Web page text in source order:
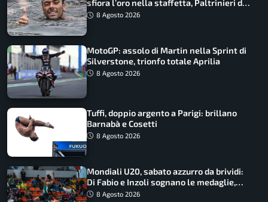
sfiora l’oro nella staffetta, Paltrinieri da
urlo, il bilancio azzurro
8 Agosto 2026
MotoGP: assolo di Martin nella Sprint di
Silverstone, trionfo totale Aprilia
8 Agosto 2026
Tuffi, doppio argento a Parigi: brillano
Barnabà e Cosetti
8 Agosto 2026
Mondiali U20, sabato azzurro da brividi:
Di Fabio e Inzoli sognano le medaglie,
Castellani e Succo in finale
8 Agosto 2026